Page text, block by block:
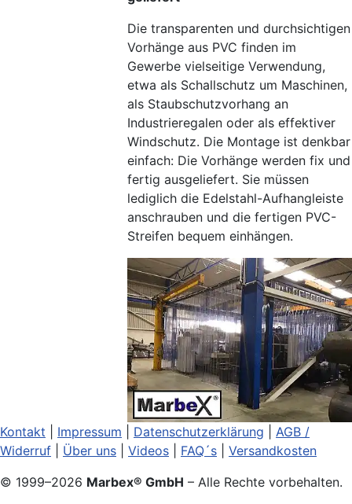
Die transparenten und durchsichtigen
Vorhänge aus PVC finden im
Gewerbe vielseitige Verwendung,
etwa als Schallschutz um Maschinen,
als Staubschutzvorhang an
Industrieregalen oder als effektiver
Windschutz. Die Montage ist denkbar
einfach: Die Vorhänge werden fix und
fertig ausgeliefert. Sie müssen
lediglich die Edelstahl-Aufhangleiste
anschrauben und die fertigen PVC-
Streifen bequem einhängen.
Kontakt Impressum Datenschutzerklärung
AGB /
Widerruf
Über uns Videos FAQ´s
Versandkosten
© 1999–2026 Marbex® GmbH – Alle Rechte vorbehalten.